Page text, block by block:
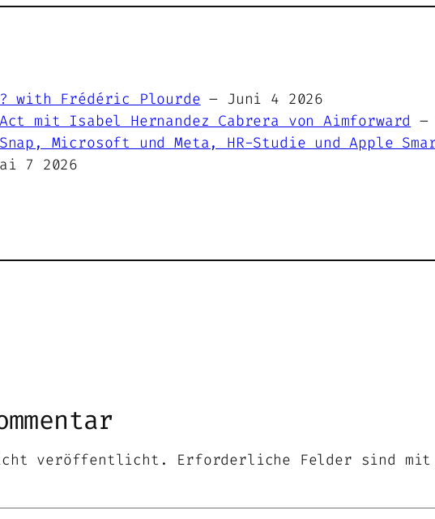
with Frédéric Plourde – Juni 4 2026
mit Isabel Hernandez Cabrera von Aimforward –
Microsoft und Meta, HR-Studie und Apple
7 2026
veröffentlicht. Erforderliche Felder sind mit